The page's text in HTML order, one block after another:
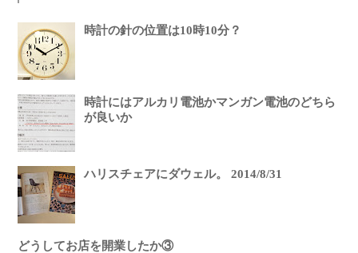
時計の針の位置は10時10分？
時計にはアルカリ電池かマンガン電池のどちら
が良いか
ハリスチェアにダウェル。 2014/8/31
どうしてお店を開業したか③